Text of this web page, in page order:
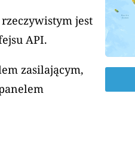
jest
API.
zasilającym,